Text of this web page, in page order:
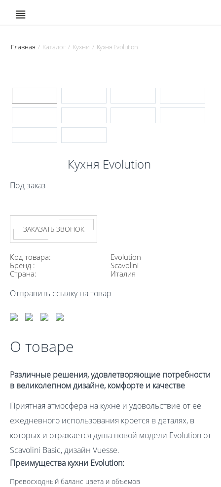
Главная / Каталог / Кухни / Кухня Evolution
Кухня Evolution
Под заказ
ЗАКАЗАТЬ ЗВОНОК
Код товара:
Evolution
Бренд :
Scavolini
Страна:
Италия
Отправить ссылку на товар
О товаре
Различные решения, удовлетворяющие потребности
в великолепном дизайне, комфорте и качестве
Приятная атмосфера на кухне и удовольствие от ее
ежедневного использования кроется в деталях, в
которых и отражается душа новой модели Evolution от
Scavolini Basic, дизайн Vuesse.
Преимущества кухни Evolution:
Превосходный баланс цвета и объемов